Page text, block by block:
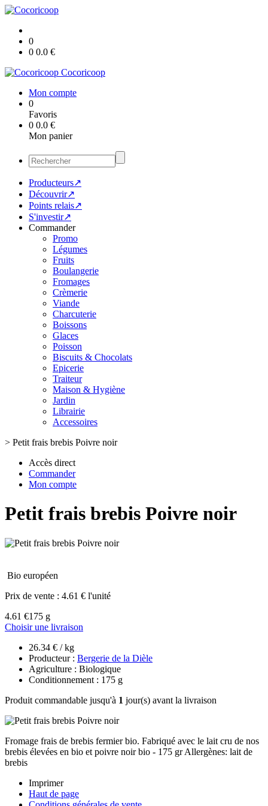
0
0 0.0 €
Cocoricoop
Mon compte
0
Favoris
0 0.0 €
Mon panier
Producteurs↗
Découvrir↗
Points relais↗
S'investir↗
Commander
Promo
Légumes
Fruits
Boulangerie
Fromages
Crèmerie
Viande
Charcuterie
Boissons
Glaces
Poisson
Biscuits & Chocolats
Epicerie
Traiteur
Maison & Hygiène
Jardin
Librairie
Accessoires
> Petit frais brebis Poivre noir
Accès direct
Commander
Mon compte
Petit frais brebis Poivre noir
Bio européen
Prix de vente : 4.61 € l'unité
4.61 €175 g
Choisir une livraison
26.34 € / kg
Producteur : Bergerie de la Dièle
Agriculture : Biologique
Conditionnement : 175 g
Produit commandable jusqu'à 1 jour(s) avant la livraison
Fromage frais de brebis fermier bio. Fabriqué avec le lait cru de nos
brebis élevées en bio et poivre noir bio - 175 gr Allergènes: lait de
brebis
Imprimer
Haut de page